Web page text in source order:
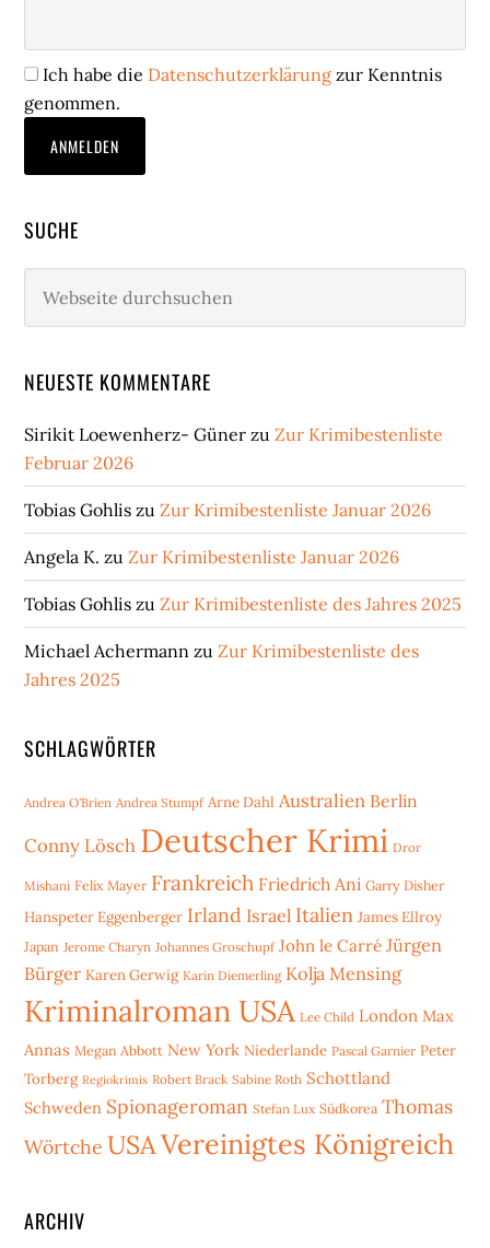
Ich habe die Datenschutzerklärung zur Kenntnis
genommen.
SUCHE
durchsuchen
NEUESTE KOMMENTARE
Sirikit Loewenherz- Güner zuZur Krimibestenliste
Februar 2026
Tobias Gohlis zuZur Krimibestenliste Januar 2026
Angela K. zuZur Krimibestenliste Januar 2026
Tobias Gohlis zuZur Krimibestenliste des Jahres 2025
Michael Achermann zuZur Krimibestenliste des
Jahres 2025
SCHLAGWÖRTER
Andrea O'Brien Andrea Stumpf Arne Dahl Australien Berlin
Conny Lösch Deutscher Krimi Dror
Mishani Felix Mayer Frankreich Friedrich Ani Garry Disher
Hanspeter Eggenberger Irland Israel Italien James Ellroy
Japan Jerome Charyn Johannes Groschupf John le Carré Jürgen
Bürger Karen Gerwig Karin Diemerling Kolja Mensing
Kriminalroman USA Lee Child London Max
Annas Megan Abbott New York Niederlande Pascal Garnier Peter
Torberg Regiokrimis Robert Brack Sabine Roth Schottland
Schweden Spionageroman Stefan Lux Südkorea Thomas
Wörtche USAVereinigtes Königreich
ARCHIV